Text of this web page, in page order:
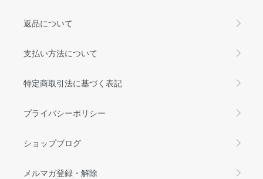
返品について
支払い方法について
特定商取引法に基づく表記
プライバシーポリシー
ショップブログ
メルマガ登録・解除